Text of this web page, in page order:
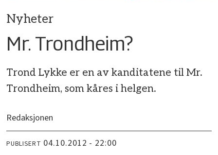
Nyheter
Mr. Trondheim?
Trond Lykke er en av kanditatene til Mr.
Trondheim, som kåres i helgen.
Redaksjonen
PUBLISERT 04.10.2012 - 22:00